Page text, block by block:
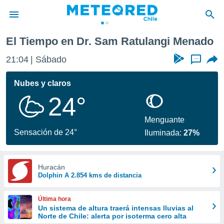
de
por
se
calidad.
a este
las
y
forma
digital
basada
El Tiempo en Dr. Sam Ratulangi Menado
21:04 Sábado ...
Nubes y claros
24°
Sensación de 24°
Menguante
Iluminada:27%
Huracán
Dolphin A 2.854 kms de distancia
Última hora
Un sistema de altura traerá intensas lluvias al
Norte de Chile: alerta por isoterma cero alta